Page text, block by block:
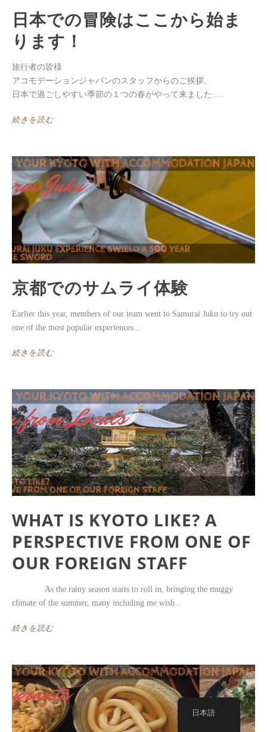
日本での冒険はここから始ま
ります！
旅行者の皆様
アコモデーションジャパンのスタッフからのご挨拶。
日本で過ごしやすい季節の１つの春がやって来ました.....
続きを読む
京都でのサムライ体験
Earlier this year, members of our team went to Samurai Juku to try out
one of the most popular experiences...
続きを読む
WHAT IS KYOTO LIKE? A
PERSPECTIVE FROM ONE OF
OUR FOREIGN STAFF
As the rainy season starts to roll in, bringing the muggy
climate of the summer, many including me wish...
続きを読む
日本語